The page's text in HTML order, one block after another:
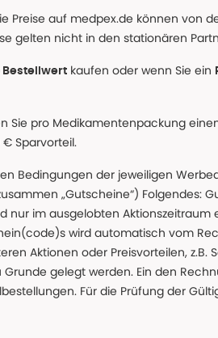
Preise auf medpex.de können
gelten nicht in den stationären
Bestellwert kaufen oder wenn Sie ein
pro Medikamentenpackung
Sparvorteil.
Bedingungen der jeweiligen
„Gutscheine“)
im ausgelobten
wird automatisch vom
Aktionen oder Preisvorteilen,
gelegt werden. Ein den
Für die Prüfung der